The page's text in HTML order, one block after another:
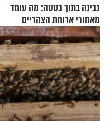
גבינה בתוך בטטה: מה עומד
מאחורי ארוחת הצהריים
שכבשה את הרשת?